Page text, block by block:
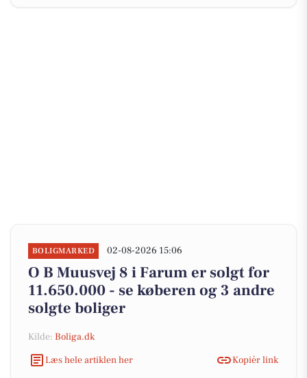
BOLIGMARKED 02-08-2026 15:06
O B Muusvej 8 i Farum er solgt for
11.650.000 - se køberen og 3 andre
solgte boliger
Kilde: Boliga.dk
Læs hele artiklen her
Kopiér link